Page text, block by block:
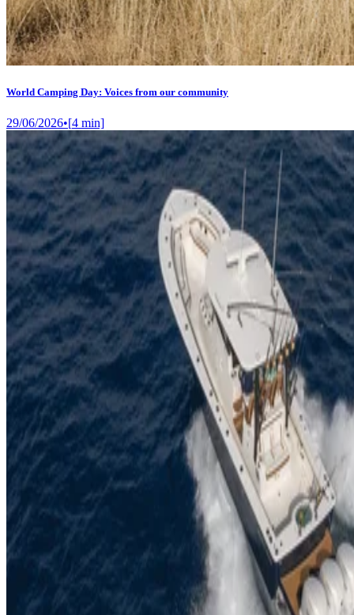
World Camping Day: Voices from our community
29/06/2026•[4 min]